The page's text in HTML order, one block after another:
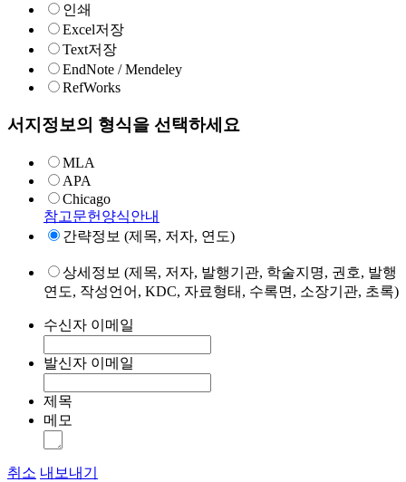
인쇄
Excel저장
Text저장
EndNote / Mendeley
RefWorks
서지정보의 형식을 선택하세요
MLA
APA
Chicago
참고문헌양식안내
간략정보 (제목, 저자, 연도)
상세정보 (제목, 저자, 발행기관, 학술지명, 권호, 발행
연도, 작성언어, KDC, 자료형태, 수록면, 소장기관, 초록)
수신자 이메일
발신자 이메일
제목
메모
취소 내보내기